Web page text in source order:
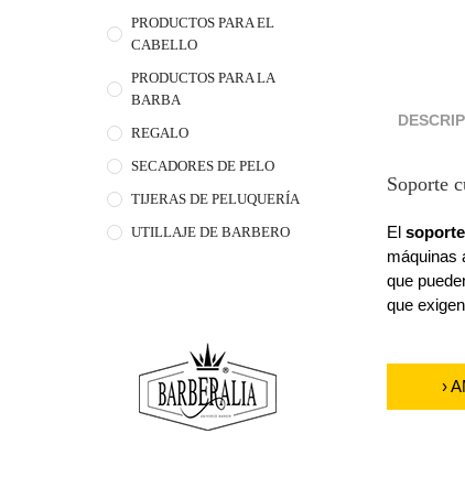
PRODUCTOS PARA EL
CABELLO
PRODUCTOS PARA LA
BARBA
REGALO
SECADORES DE PELO
TIJERAS DE PELUQUERÍA
UTILLAJE DE BARBERO
Soporte
El
máquinas
que
que
›